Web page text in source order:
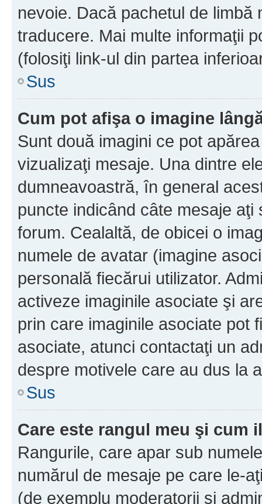
nevoie. Dacă pachetul de
traducere. Mai multe informaţii
(folosiţi link-ul din partea
Sus
Cum pot afişa o imagine
Sunt două imagini ce pot
vizualizaţi mesaje. Una dintre
dumneavoastră, în general
puncte indicând câte mesaje
forum. Cealaltă, de obicei o
numele de avatar (imagine
personală fiecărui utilizator.
activeze imaginile asociate şi
prin care imaginile asociate pot
asociate, atunci contactaţi un
despre motivele care au dus la
Sus
Care este rangul meu şi cum
Rangurile, care apar sub
numărul de mesaje pe care le-
(de exemplu moderatorii şi